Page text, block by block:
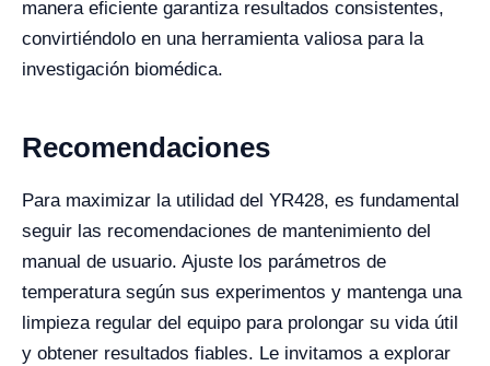
manera eficiente garantiza resultados consistentes,
convirtiéndolo en una herramienta valiosa para la
investigación biomédica.
Recomendaciones
Para maximizar la utilidad del YR428, es fundamental
seguir las recomendaciones de mantenimiento del
manual de usuario. Ajuste los parámetros de
temperatura según sus experimentos y mantenga una
limpieza regular del equipo para prolongar su vida útil
y obtener resultados fiables. Le invitamos a explorar